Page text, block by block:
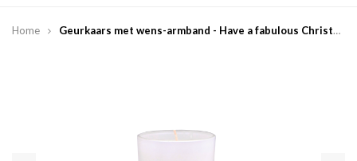
Home Geurkaars met wens-armband - Have a fabulous Christmas - Winter Wood